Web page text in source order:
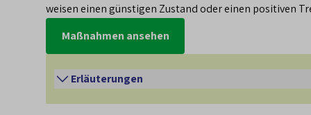
weisen einen günstigen Zustand oder einen positiven
Maßnahmen ansehen
Erläuterungen